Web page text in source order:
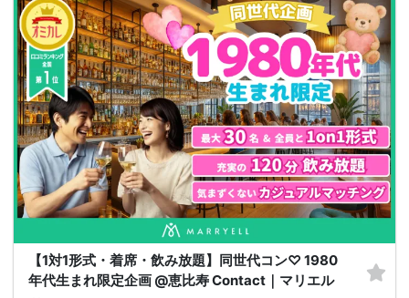
【1対1形式・着席・飲み放題】同世代コン♡ 1980
年代生まれ限定企画 @恵比寿 Contact｜マリエル